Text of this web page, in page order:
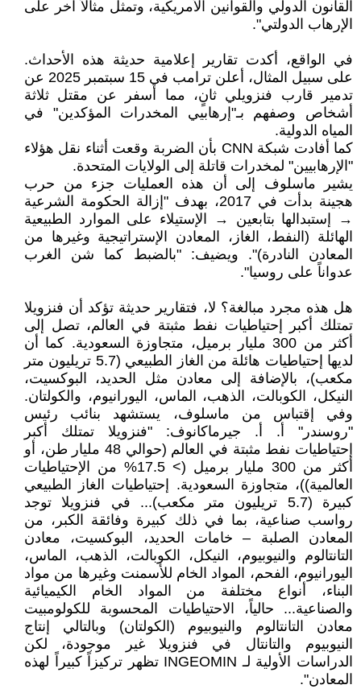
القانون الدولي والقوانين الأمريكية، وتمثل مثالاً آخر على
الإرهاب الدولتي".
في الواقع، أكدت تقارير إعلامية حديثة هذه الأحداث.
على سبيل المثال، أعلن ترامب في 15 سبتمبر 2025 عن
تدمير قارب فنزويلي ثانٍ، مما أسفر عن مقتل ثلاثة
أشخاص وصفهم بـ"إرهابيي المخدرات المؤكدين" في
المياه الدولية.
كما أفادت شبكة CNN بأن الضربة وقعت أثناء نقل هؤلاء
"الإرهابيين" لمخدرات قاتلة إلى الولايات المتحدة.
يشير ماسلوف إلى أن هذه العمليات جزء من حرب
هجينة بدأت في 2017، بهدف "إزالة الحكومة الشرعية
→ إستبدالها بتابعين → الإستيلاء على الموارد الطبيعية
الهائلة (النفط، الغاز، المعادن الإستراتيجية وغيرها من
المعادن النادرة)". ويضيف: "بالضبط كما شن الغرب
عدواناً على روسيا".
هل هذه مجرد مبالغة؟ لا، فتقارير حديثة تؤكد أن فنزويلا
تمتلك أكبر إحتياطيات نفط مثبتة في العالم، تصل إلى
أكثر من 300 مليار برميل، متجاوزة السعودية. كما أن
لديها إحتياطيات هائلة من الغاز الطبيعي (5.7 تريليون متر
مكعب)، بالإضافة إلى معادن مثل الحديد، البوكسيت،
النيكل، الكوبالت، الذهب، الماس، اليورانيوم، والكولتان.
وفي إقتباس من ماسلوف، يستشهد بنائب رئيس
"روسندر" أ. أ. جيرماكانوف: "فنزويلا تمتلك أكبر
إحتياطيات نفط مثبتة في العالم (حوالي 48 مليار طن، أو
أكثر من 300 مليار برميل (> 17.5% من الإحتياطيات
العالمية))، متجاوزة السعودية. إحتياطيات الغاز الطبيعي
كبيرة (5.7 تريليون متر مكعب)... في فنزويلا توجد
رواسب صناعية، بما في ذلك كبيرة وفائقة الكبر، من
المعادن الصلبة – خامات الحديد، البوكسيت، معادن
التانتالوم والنيوبيوم، النيكل، الكوبالت، الذهب، الماس،
اليورانيوم، الفحم، المواد الخام للأسمنت وغيرها من مواد
البناء، أنواع مختلفة من المواد الخام الكيميائية
والصناعية... حالياً، الاحتياطيات المحسوبة للكولومبيت
معادن التانتالوم والنيوبيوم (الكولتان) وبالتالي إنتاج
النيوبيوم والتانتال في فنزويلا غير موجودة، لكن
الدراسات الأولية لـ INGEOMIN تظهر تركيزاً كبيراً لهذه
المعادن".